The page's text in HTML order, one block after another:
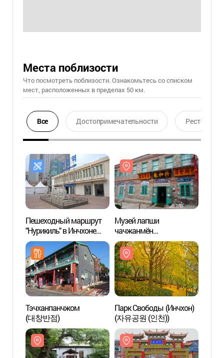
Места поблизости
Что посмотреть поблизости. Ознакомьтесь со списком
мест, расположенных в пределах 50 км.
Все Достопримечательности Ресторан
Пешеходный маршрут
"Нурикиль" в Инчхоне
(часовой маршрут)
([인천 개항 누리길] 1시간
코스)
Музей лапши
чачжанмён
(짜장면박물관)
Тэчханпанчжом
(대창반점)
Парк Свободы (Инчхон)
(자유공원 (인천))